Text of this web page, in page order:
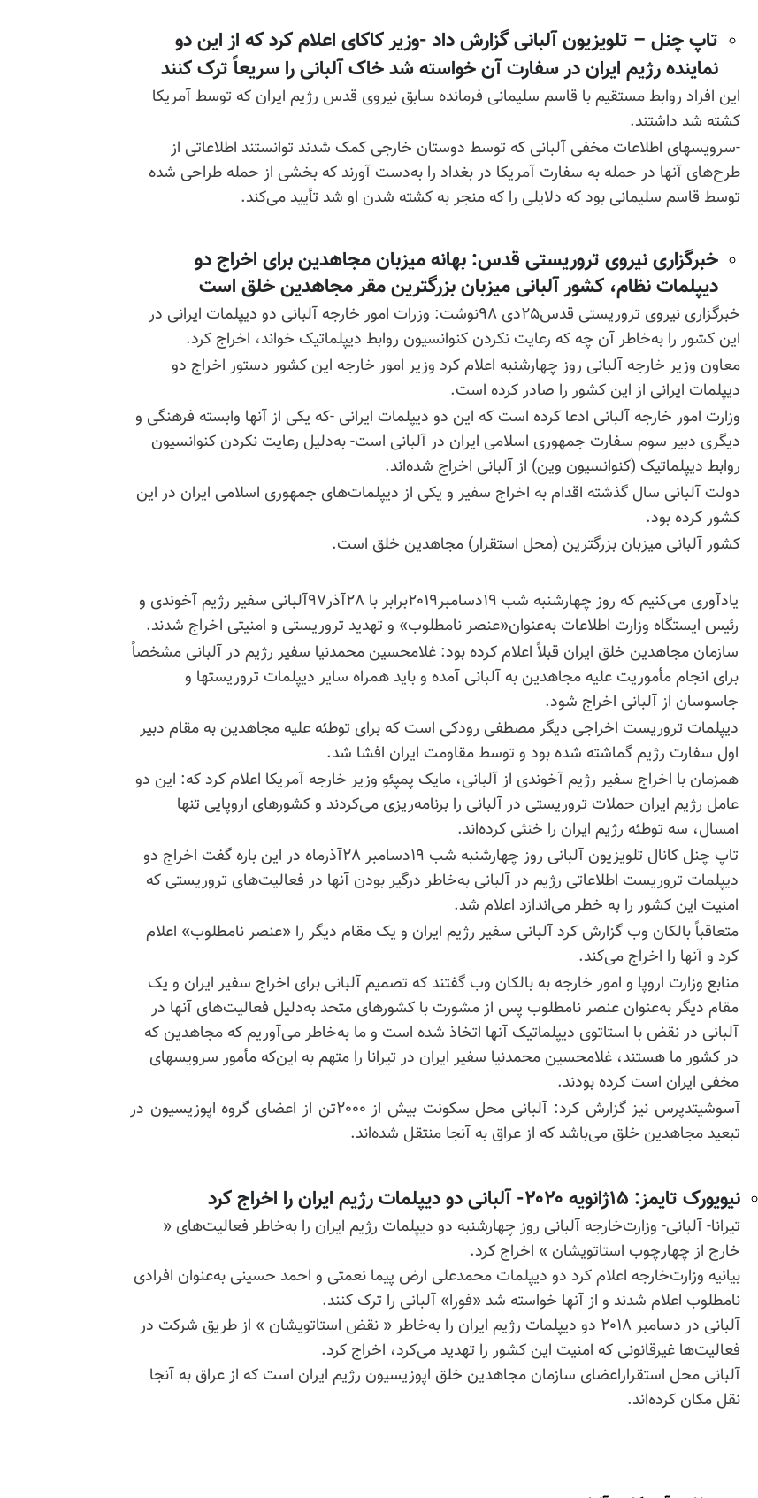
تاپ چنل – تلویزیون آلبانی گزارش داد -وزیرکاکای اعلام کرد که از این دو
نماینده رژیم ایران در سفارت آن خواسته شد خاک آلبانی را سریعاً ترک کنند
این افراد روابط مستقیم با قاسم سلیمانی فرمانده سابق نیروی قدس رژیم ایران که توسط آمریکا
کشته شد داشتند.
-سرویسهای اطلاعات مخفی آلبانی که توسط دوستان خارجی کمک شدند توانستند اطلاعاتی از
طرح‌های آنها در حمله به سفارت آمریکا در بغداد را به‌دست آورند که بخشی از حمله طراحی شده
توسط قاسم سلیمانی بود که دلایلی را که منجر به کشته شدن او شد تأیید می‌کند.
خبرگزاری نیروی تروریستی قدس: بهانه میزبان مجاهدین برای اخراج دو
دیپلمات نظام، کشور آلبانی میزبان بزرگترین مقر مجاهدین خلق است
خبرگزاری نیروی تروریستی قدس۲۵دی ۹۸نوشت: وزرات امور خارجه آلبانی دو دیپلمات ایرانی در
این کشور را به‌خاطر آن چه که رعایت نکردن کنوانسیون روابط دیپلماتیک خواند، اخراج کرد.
معاون وزیر خارجه آلبانی روز چهارشنبه اعلام کرد وزیر امور خارجه این کشور دستور اخراج دو
دیپلمات ایرانی از این کشور را صادر کرده است.
وزارت امور خارجه آلبانی ادعا کرده است که این دو دیپلمات ایرانی -که یکی از آنها وابسته فرهنگی و
دیگری دبیر سوم سفارت جمهوری اسلامی ایران در آلبانی است- به‌دلیل رعایت نکردن کنوانسیون
روابط دیپلماتیک (کنوانسیون وین) از آلبانی اخراج شده‌اند.
دولت آلبانی سال گذشته اقدام به اخراج سفیر و یکی از دیپلمات‌های جمهوری اسلامی ایران در این
کشور کرده بود.
کشور آلبانی میزبان بزرگترین (محل استقرار) مجاهدین خلق است.
یادآوری می‌کنیم که روز چهارشنبه شب ۱۹دسامبر۲۰۱۹برابر با ۲۸آذر۹۷آلبانی سفیر رژیم ‌آخوندی و
رئیس ایستگاه وزارت اطلاعات به‌عنوان«عنصر نامطلوب» و تهدید تروریستی و امنیتی اخراج شدند.
سازمان مجاهدین خلق ایران قبلاً اعلام کرده بود: غلامحسین محمدنیا سفیر رژیم در آلبانی مشخصاً
برای انجام مأموریت علیه مجاهدین به آلبانی آمده و باید همراه سایر دیپلمات تروریستها و
جاسوسان از آلبانی اخراج شود.
دیپلمات تروریست اخراجی دیگر مصطفی رودکی است که برای توطئه علیه مجاهدین به مقام دبیر
اول سفارت رژیم گماشته شده بود و توسط مقاومت ایران افشا شد.
همزمان با اخراج سفیر رژیم آخوندی از آلبانی، مایک پمپئو وزیر خارجه آمریکا اعلام کرد که: این دو
عامل رژیم ایران حملات تروریستی در آلبانی را برنامه‌ریزی می‌کردند و کشورهای اروپایی تنها
امسال، سه توطئه رژیم ایران را خنثی کرده‌اند.
تاپ چنل کانال تلویزیون آلبانی روز چهارشنبه شب ۱۹دسامبر ۲۸آذرماه در این باره گفت اخراج دو
دیپلمات تروریست اطلاعاتی رژیم در آلبانی به‌خاطر درگیر بودن آنها در فعالیت‌های تروریستی که
امنیت این کشور را به خطر می‌اندازد اعلام شد.
متعاقباً بالکان وب گزارش کرد آلبانی سفیر رژیم ایران و یک مقام دیگر را «عنصر نامطلوب» اعلام
کرد و آنها را اخراج می‌کند.
منابع وزارت اروپا و امور خارجه به بالکان وب گفتند که تصمیم آلبانی برای اخراج سفیر ایران و یک
مقام دیگر به‌عنوان عنصر نامطلوب پس از مشورت با کشورهای متحد به‌دلیل فعالیت‌های آنها در
آلبانی در نقض با استاتوی دیپلماتیک آنها اتخاذ شده است و ما به‌خاطر می‌آوریم که مجاهدین که
در کشور ما هستند،‌ غلامحسین محمدنیا سفیر ایران در تیرانا را متهم به این‌که مأمور سرویسهای
مخفی ایران است کرده بودند.
آسوشیتدپرس نیز گزارش کرد: آلبانی محل سکونت بیش از ۲۰۰۰تن از اعضای گروه اپوزیسیون در
تبعید مجاهدین خلق می‌باشد که از عراق به آنجا منتقل شده‌اند.
نیویورک تایمز: ۱۵ژانویه ۲۰۲۰- آلبانی دو دیپلمات رژیم ایران را اخراج کرد
تیرانا- آلبانی- وزارت‌خارجه آلبانی روز چهارشنبه دو دیپلمات رژیم ایران را به‌خاطر فعالیت‌های «
خارج از چهارچوب استاتویشان » اخراج کرد.
بیانیه وزارت‌خارجه اعلام کرد دو دیپلمات محمدعلی ارض پیما نعمتی و احمد حسینی به‌عنوان افرادی
نامطلوب اعلام شدند و از آنها خواسته شد «فورا» آلبانی را ترک کنند.
آلبانی در دسامبر ۲۰۱۸ دو دیپلمات رژیم ایران را به‌خاطر « نقض
استاتویشان » از طریق شرکت در
فعالیت‌ها غیرقانونی که امنیت این کشور را تهدید می‌کرد، اخراج کرد.
آلبانی محل استقراراعضای سازمان مجاهدین خلق اپوزیسیون رژیم ایران است که از عراق به آنجا
نقل مکان کرده‌اند.